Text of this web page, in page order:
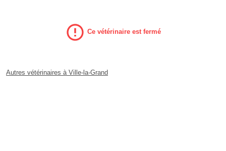
Ce vétérinaire est fermé
Autres vétérinaires à Ville-la-Grand